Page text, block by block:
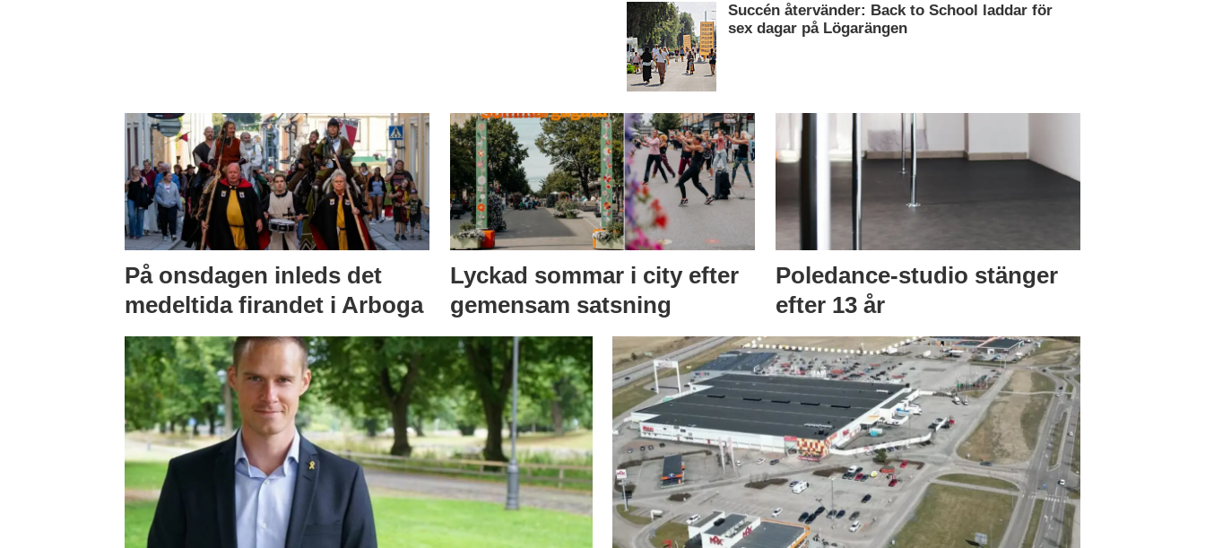
Succén återvänder: Back to School laddar för
sex dagar på Lögarängen
På onsdagen inleds det
medeltida firandet i Arboga
Lyckad sommar i city efter
gemensam satsning
Poledance-studio stänger
efter 13 år